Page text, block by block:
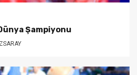
Şampiyonu